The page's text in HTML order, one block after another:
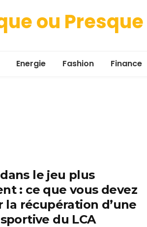
ou Presque
Energie Fashion Finance
le jeu plus
: ce que vous devez
la récupération d’une
du LCA